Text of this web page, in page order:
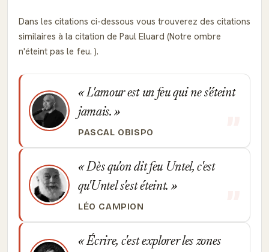
Dans les citations ci-dessous vous trouverez des citations
similaires à la citation de Paul Eluard (Notre ombre
n'éteint pas le feu. ).
L'amour est un feu qui ne s'éteint
jamais.
PASCAL OBISPO
Dès qu'on dit feu Untel, c'est
qu'Untel s'est éteint.
LÉO CAMPION
Écrire, c'est explorer les zones